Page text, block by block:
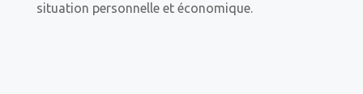
situation personnelle et économique.